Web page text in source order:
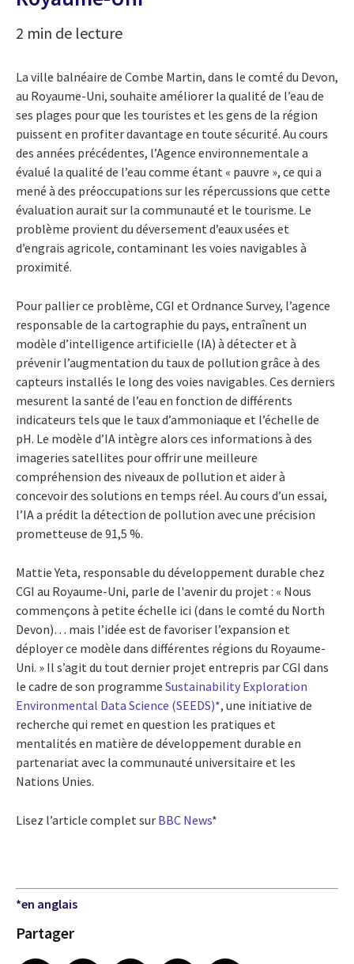
2 min de lecture
La ville balnéaire de Combe Martin, dans le comté du Devon,
au Royaume-Uni, souhaite améliorer la qualité de l’eau de
ses plages pour que les touristes et les gens de la région
puissent en profiter davantage en toute sécurité. Au cours
des années précédentes, l’Agence environnementale a
évalué la qualité de l’eau comme étant « pauvre », ce qui a
mené à des préoccupations sur les répercussions que cette
évaluation aurait sur la communauté et le tourisme. Le
problème provient du déversement d’eaux usées et
d’engrais agricole, contaminant les voies navigables à
proximité.
Pour pallier ce problème, CGI et Ordnance Survey, l’agence
responsable de la cartographie du pays, entraînent un
modèle d’intelligence artificielle (IA) à détecter et à
prévenir l’augmentation du taux de pollution grâce à des
capteurs installés le long des voies navigables. Ces derniers
mesurent la santé de l’eau en fonction de différents
indicateurs tels que le taux d’ammoniaque et l’échelle de
pH. Le modèle d’IA intègre alors ces informations à des
imageries satellites pour offrir une meilleure
compréhension des niveaux de pollution et aider à
concevoir des solutions en temps réel. Au cours d’un essai,
l’IA a prédit la détection de pollution avec une précision
prometteuse de 91,5 %.
Mattie Yeta, responsable du développement durable chez
CGI au Royaume-Uni, parle de l'avenir du projet : « Nous
commençons à petite échelle ici (dans le comté du North
Devon)… mais l’idée est de favoriser l’expansion et
déployer ce modèle dans différentes régions du Royaume-
Uni. » Il s’agit du tout dernier projet entrepris par CGI dans
le cadre de son programme Sustainability Exploration
Environmental Data Science (SEEDS)*, une initiative de
recherche qui remet en question les pratiques et
mentalités en matière de développement durable en
partenariat avec la communauté universitaire et les
Nations Unies.
Lisez l’article complet sur BBC News*
*en anglais
Partager